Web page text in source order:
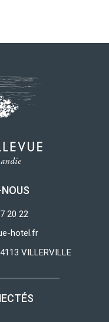
20 22
hotel.fr
VILLERVILLE